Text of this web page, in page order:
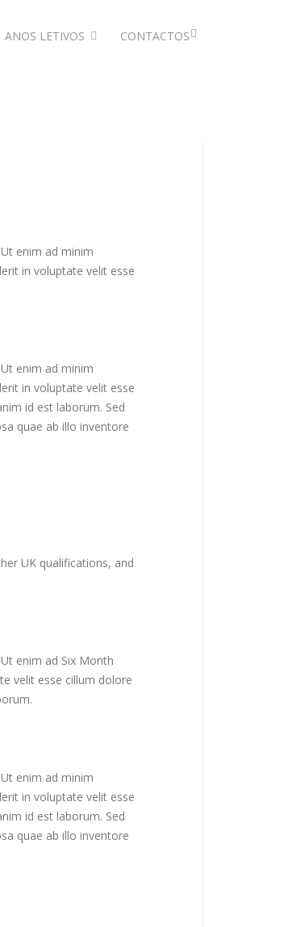
ANOS LETIVOS CONTACTOS
enim ad minim
in voluptate velit esse
enim ad minim
in voluptate velit esse
id est laborum. Sed
quae ab illo inventore
UK qualifications, and
enim ad Six Month
velit esse cillum dolore
enim ad minim
in voluptate velit esse
id est laborum. Sed
quae ab illo inventore